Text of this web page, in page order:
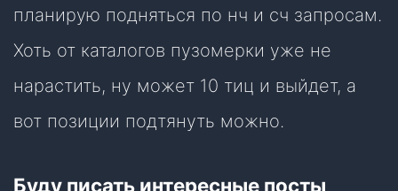
планирую подняться по нч и сч запросам.
Хоть от каталогов пузомерки уже не
нарастить, ну может 10 тиц и выйдет, а
вот позиции подтянуть можно.
Буду писать интересные посты